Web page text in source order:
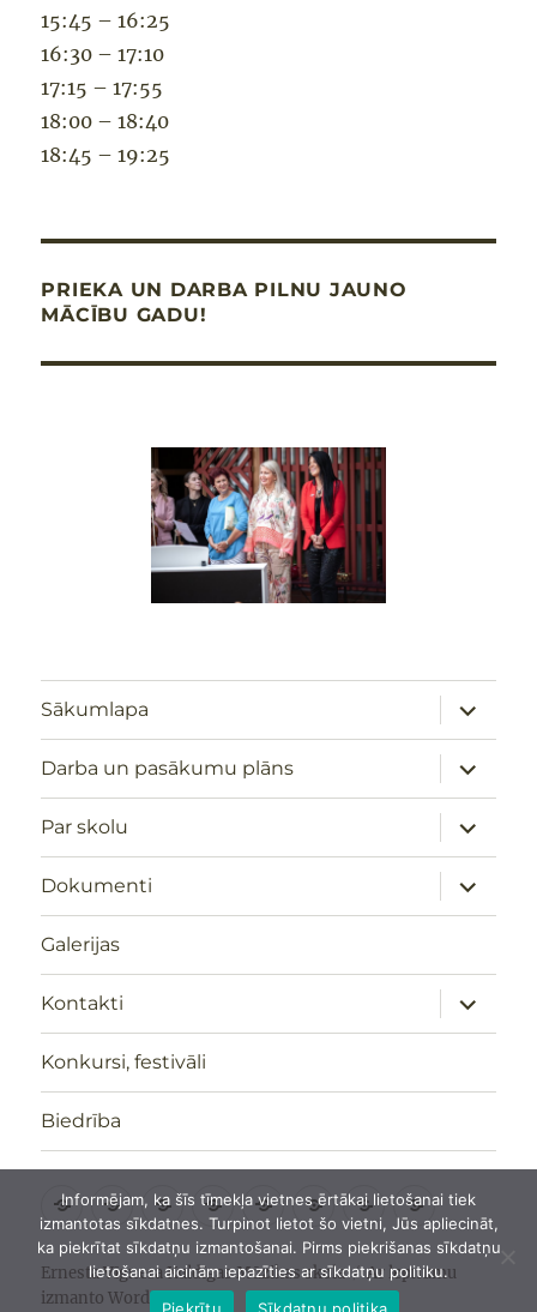
15:45 – 16:25
16:30 – 17:10
17:15 – 17:55
18:00 – 18:40
18:45 – 19:25
PRIEKA UN DARBA PILNU JAUNO
MĀCĪBU GADU!
Sākumlapa
izvērst
Darba un pasākumu plāns
izvērst
Par skolu
izvērst
Dokumenti
izvērst
Galerijas
Kontakti
izvērst
Konkursi, festivāli
Biedrība
Sākumlapa
Darba
un
pasākumu
plāns
Par
skolu
Dokumenti
GalerijasKontaktiKonkursi,
festivāli
Biedrība
Ernesta Vīgnera Kuldīgas Mūzikas skola
Ar lepnumu
izmanto WordPress
Informējam, ka šīs tīmekļa vietnes ērtākai lietošanai tiek
izmantotas sīkdatnes. Turpinot lietot šo vietni, Jūs apliecināt,
ka piekrītat sīkdatņu izmantošanai. Pirms piekrišanas sīkdatņu
lietošanai aicinām iepazīties ar sīkdatņu politiku.
Piekrītu
Sīkdatņu politika